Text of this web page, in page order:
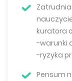
kuratora
-warunki
-ryzyka
Pensum